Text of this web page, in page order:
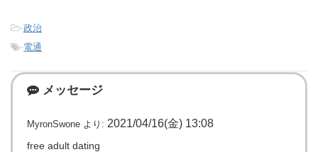
-政治
-電通
メッセージ
MyronSwone より: 2021/04/16(金) 13:08
free adult dating